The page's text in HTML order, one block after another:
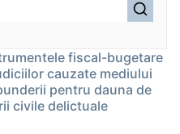
fiscal-bugetare
cauzate mediului
pentru dauna de
civile delictuale